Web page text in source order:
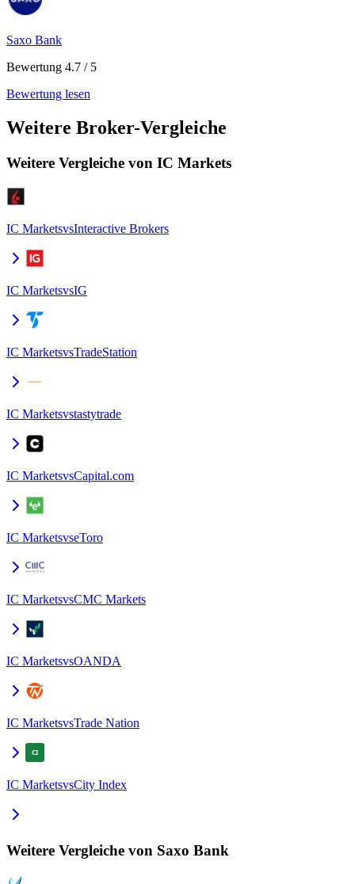
Saxo Bank
Bewertung 4.7 / 5
Bewertung lesen
Weitere Broker-Vergleiche
Weitere Vergleiche von IC Markets
IC MarketsvsInteractive Brokers
IC MarketsvsIG
IC MarketsvsTradeStation
IC Marketsvstastytrade
IC MarketsvsCapital.com
IC MarketsvseToro
IC MarketsvsCMC Markets
IC MarketsvsOANDA
IC MarketsvsTrade Nation
IC MarketsvsCity Index
Weitere Vergleiche von Saxo Bank